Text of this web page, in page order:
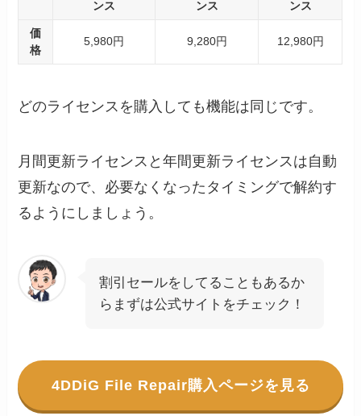
ンス ンス ンス
価
格
5,980円 9,280円 12,980円
どのライセンスを購入しても機能は同じです。
月間更新ライセンスと年間更新ライセンスは自動
更新なので、必要なくなったタイミングで解約す
るようにしましょう。
割引セールをしてることもあるか
らまずは公式サイトをチェック！
4DDiG File Repair購入ページを見る